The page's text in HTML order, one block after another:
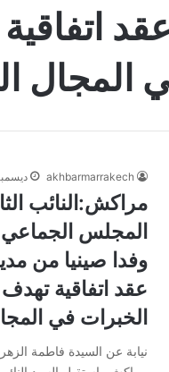
المجال
akhbarmarrakech ديسمبر 17,
مراكش:النائب
المجلس
وفدا صينيا من
عقد اتفاقية تهدف
الخبرات في
نيابة عن السيدة فاطمة